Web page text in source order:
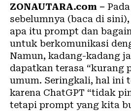
ZONAUTARA.com –
sebelumnya (baca di sini
apa itu prompt dan
untuk berkomunikasi
Namun, kadang-kadang
dapatkan terasa “kurang
umum. Seringkali, hal ini
karena ChatGPT “tidak
tetapi prompt yang kita